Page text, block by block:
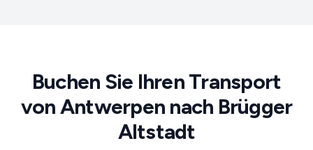
Buchen Sie Ihren Transport
von Antwerpen nach Brügger
Altstadt